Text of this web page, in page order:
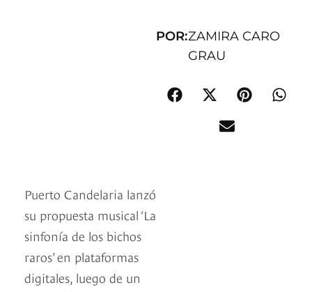
POR:ZAMIRA CARO
GRAU
Puerto Candelaria lanzó
su propuesta musical ‘La
sinfonía de los bichos
raros’ en plataformas
digitales, luego de un